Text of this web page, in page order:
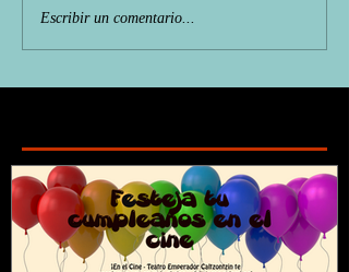
Escribir un comentario...